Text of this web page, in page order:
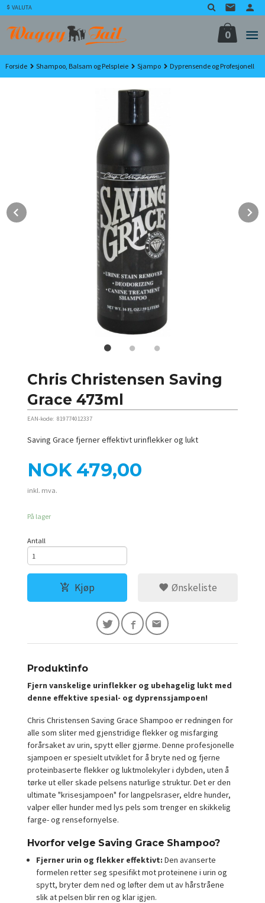
Gå
til
innholdet
VALUTA
0
Forside Shampoo, Balsam og Pelspleie Sjampo Dyprensende og Profesjonell
Chris Christensen Saving
Grace 473ml
EAN-kode: 819774012337
Saving Grace fjerner effektivt urinflekker og lukt
Pris
NOK 479,00
inkl. mva.
På lager
Antall
Kjøp Ønskeliste
Produktinfo
Fjern vanskelige urinflekker og ubehagelig lukt med
denne effektive spesial- og dyprenssjampoen!
Chris Christensen Saving Grace Shampoo er redningen for
alle som sliter med gjenstridige flekker og misfarging
forårsaket av urin, spytt eller gjørme. Denne profesjonelle
sjampoen er spesielt utviklet for å bryte ned og fjerne
proteinbaserte flekker og luktmolekyler i dybden, uten å
tørke ut eller skade pelsens naturlige struktur. Det er den
ultimate "krisesjampoen" for langpelsraser, eldre hunder,
valper eller hunder med lys pels som trenger en skikkelig
farge- og rensefornyelse.
Hvorfor velge Saving Grace Shampoo?
Fjerner urin og flekker effektivt: Den avanserte
formelen retter seg spesifikt mot proteinene i urin og
spytt, bryter dem ned og løfter dem ut av hårstråene
slik at pelsen blir ren og klar igjen.